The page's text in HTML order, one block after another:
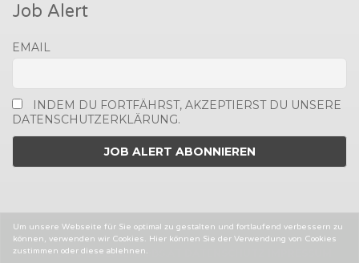
Job Alert
EMAIL
INDEM DU FORTFÄHRST, AKZEPTIERST DU UNSERE
DATENSCHUTZERKLÄRUNG.
2014-2025 © MEDIENJOBS.AT
Um unsere Webseite für Sie optimal zu gestalten und fortlaufend verbessern zu
können, verwenden wir Cookies. Hier können Sie der Verwendung von Cookies
zustimmen oder diese ablehnen.